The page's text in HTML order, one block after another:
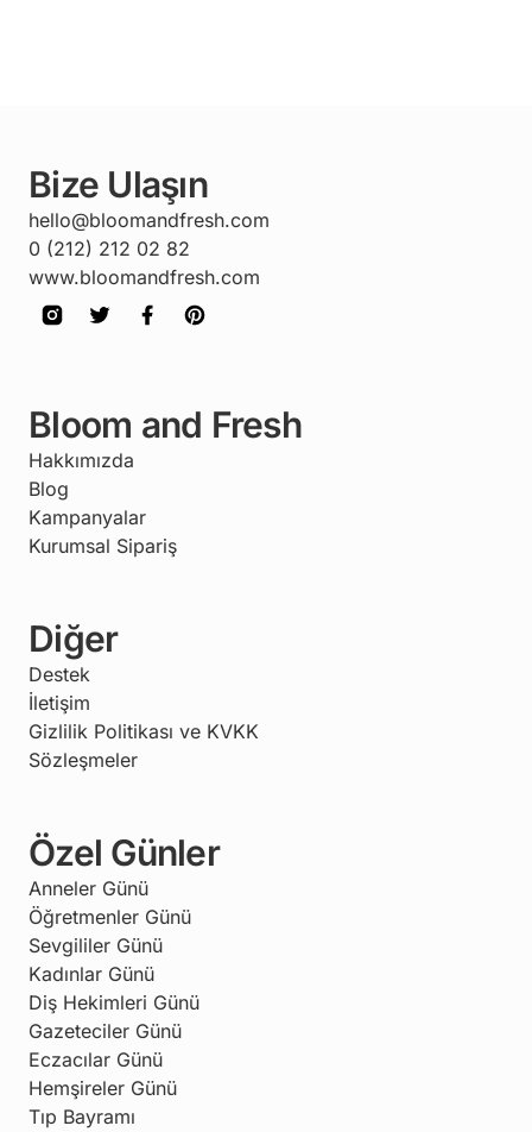
Bize Ulaşın
hello@bloomandfresh.com
0 (212) 212 02 82
www.bloomandfresh.com
Bloom and Fresh
Hakkımızda
Blog
Kampanyalar
Kurumsal Sipariş
Diğer
Destek
İletişim
Gizlilik Politikası ve KVKK
Sözleşmeler
Özel Günler
Anneler Günü
Öğretmenler Günü
Sevgililer Günü
Kadınlar Günü
Diş Hekimleri Günü
Gazeteciler Günü
Eczacılar Günü
Hemşireler Günü
Tıp Bayramı